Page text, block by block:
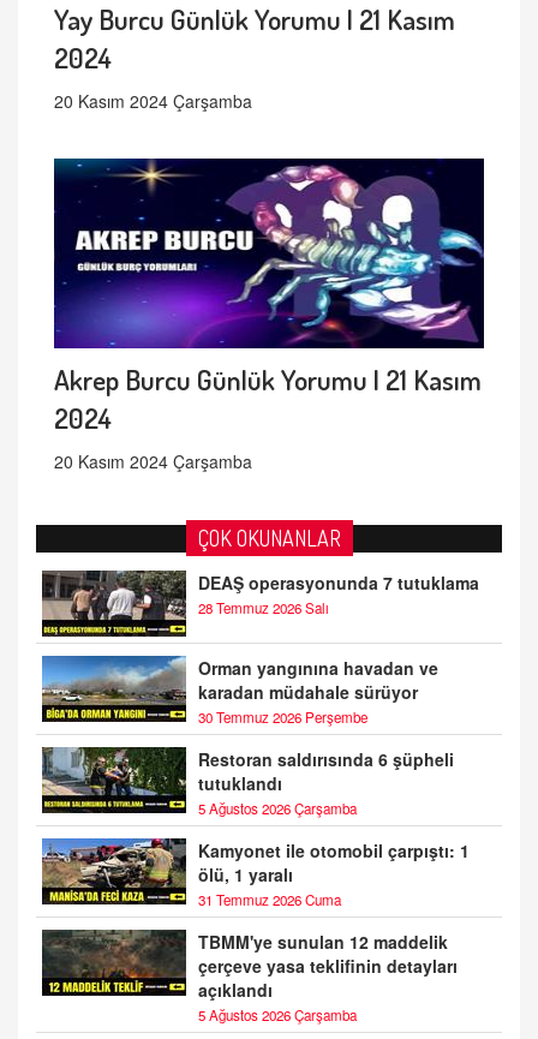
Yay Burcu Günlük Yorumu | 21 Kasım
2024
20 Kasım 2024 Çarşamba
Akrep Burcu Günlük Yorumu | 21 Kasım
2024
20 Kasım 2024 Çarşamba
ÇOK OKUNANLAR
DEAŞ operasyonunda 7 tutuklama
28 Temmuz 2026 Salı
Orman yangınına havadan ve
karadan müdahale sürüyor
30 Temmuz 2026 Perşembe
Restoran saldırısında 6 şüpheli
tutuklandı
5 Ağustos 2026 Çarşamba
Kamyonet ile otomobil çarpıştı: 1
ölü, 1 yaralı
31 Temmuz 2026 Cuma
TBMM'ye sunulan 12 maddelik
çerçeve yasa teklifinin detayları
açıklandı
5 Ağustos 2026 Çarşamba